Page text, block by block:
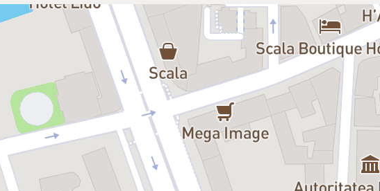
www.TeatrulAvangardia.ro/TocToc/